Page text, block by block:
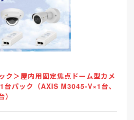
ク＞屋内用固定焦点ドーム型カメ
台パック（AXIS M3045-V×1台、